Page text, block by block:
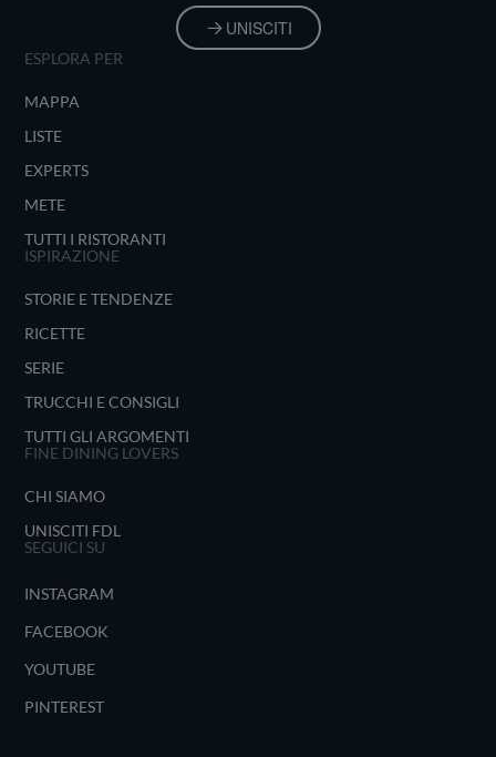
UNISCITI
ESPLORA PER
MAPPA
LISTE
EXPERTS
METE
TUTTI I RISTORANTI
ISPIRAZIONE
STORIE E TENDENZE
RICETTE
SERIE
TRUCCHI E CONSIGLI
TUTTI GLI ARGOMENTI
FINE DINING LOVERS
CHI SIAMO
UNISCITI FDL
SEGUICI SU
INSTAGRAM
FACEBOOK
YOUTUBE
PINTEREST